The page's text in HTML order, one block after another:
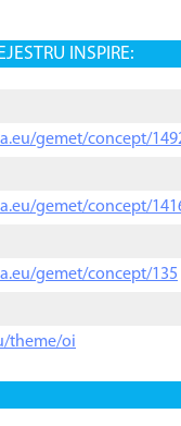
INSPIRE:
gemet/concept/
gemet/concept/
gemet/concept/135
theme/oi